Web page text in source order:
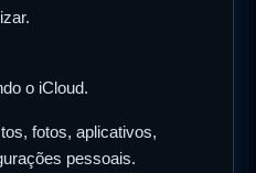
o iCloud.
fotos, aplicativos,
pessoais.